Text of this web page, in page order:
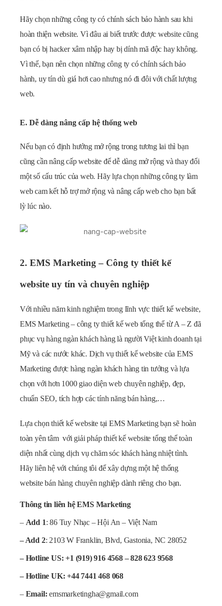
Hãy chọn những công ty có chính sách bảo hành sau khi
hoàn thiện website. Vì đâu ai biết trước được website cũng
bạn có bị hacker xâm nhập hay bị dính mã độc hay không.
Vì thế, bạn nên chọn những công ty có chính sách bảo
hành, uy tín dù giá hơi cao nhưng nó đi đôi với chất lượng
web.
E. Dễ dàng nâng cấp hệ thống web
Nếu bạn có định hướng mở rộng trong tương lai thì bạn
cũng cần nâng cấp website để dễ dàng mở rộng và thay đổi
một số cấu trúc của web. Hãy lựa chọn những công ty làm
web cam kết hỗ trợ mở rộng và nâng cấp web cho bạn bất
lỳ lúc nào.
2. EMS Marketing – Công ty thiết kế
website uy tín và chuyên nghiệp
Với nhiều năm kinh nghiệm trong lĩnh vực thiết kế website,
EMS Marketing – công ty thiết kế web tổng thể từ A – Z đã
phục vụ hàng ngàn khách hàng là người Việt kinh doanh tại
Mỹ và các nước khác. Dịch vụ thiết kế website của EMS
Marketing được hàng ngàn khách hàng tin tưởng và lựa
chọn với hơn 1000 giao diện web chuyên nghiệp, đẹp,
chuẩn SEO, tích hợp các tính năng bán hàng,…
Lựa chọn thiết kế website tại EMS Marketing bạn sẽ hoàn
toàn yên tâm với giải pháp thiết kế website tổng thể toàn
diện nhất cùng dịch vụ chăm sóc khách hàng nhiệt tình.
Hãy liên hệ với chúng tôi để xây dựng một hệ thống
website bán hàng chuyên nghiệp dành riêng cho bạn.
Thông tin liên hệEMS Marketing
–Add 1: 86 Tuy Nhạc – Hội An – Việt Nam
– Add 2: 2103 W Franklin, Blvd, Gastonia, NC 28052
– Hotline US: +1 (919) 916 4568 – 828 623 9568
– Hotline UK: +44 7441 468 068
– Email:emsmarketingha@gmail.com